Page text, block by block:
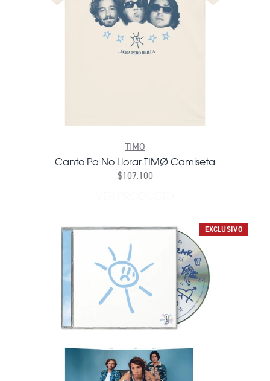
TIMO
Canto Pa No Llorar TIMØ Camiseta
$107.100
EXCLUSIVO